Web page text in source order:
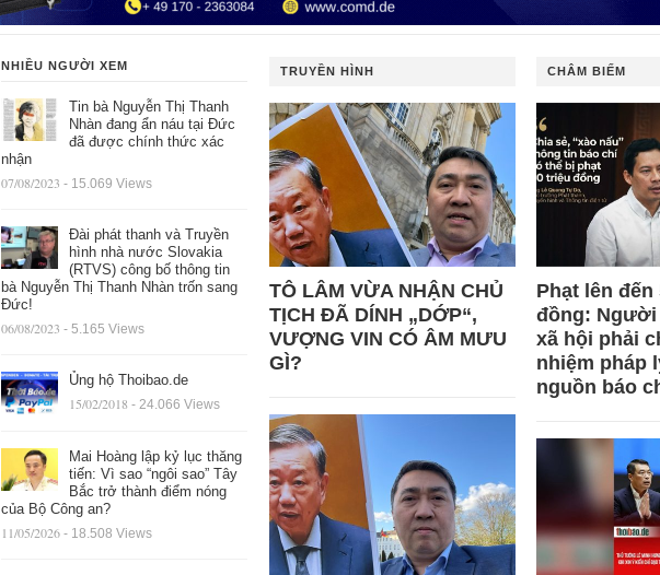
NHIỀU NGƯỜI XEM
Tin bà Nguyễn Thị Thanh
Nhàn đang ẩn náu tại Đức
đã được chính thức xác
nhận
07/08/2023 - 15.069 Views
Đài phát thanh và Truyền
hình nhà nước Slovakia
(RTVS) công bố thông tin
bà Nguyễn Thị Thanh Nhàn trốn sang
Đức!
06/08/2023 - 5.165 Views
Ủng hộ Thoibao.de
15/02/2018 - 24.066 Views
Mai Hoàng lập kỷ lục thăng
tiến: Vì sao “ngôi sao” Tây
Bắc trở thành điểm nóng
của Bộ Công an?
11/05/2026 - 18.508 Views
TRUYỀN HÌNH
TÔ LÂM VỪA NHẬN CHỦ
TỊCH ĐÃ DÍNH „DỚP“,
VƯỢNG VIN CÓ ÂM MƯU
GÌ?
CHÂM BIẾM
Phạt lên đến
đồng: Người
xã hội phải
nhiệm pháp
nguồn báo